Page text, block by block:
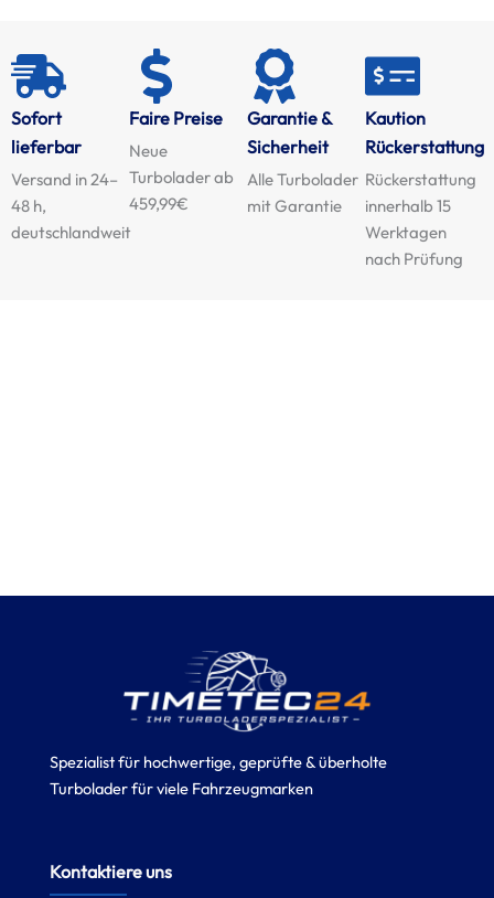
Sofort
lieferbar
Versand in 24–
48 h,
deutschlandweit
Faire Preise
Neue
Turbolader ab
459,99€
Garantie &
Sicherheit
Alle Turbolader
mit Garantie
Kaution
Rückerstattung
Rückerstattung
innerhalb 15
Werktagen
nach Prüfung
Spezialist für hochwertige, geprüfte & überholte
Turbolader für viele Fahrzeugmarken
Kontaktiere uns